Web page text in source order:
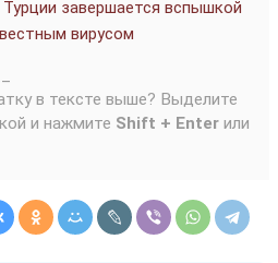
завершается вспышкой
вирусом
в тексте выше? Выделите
и нажмите Shift + Enter или